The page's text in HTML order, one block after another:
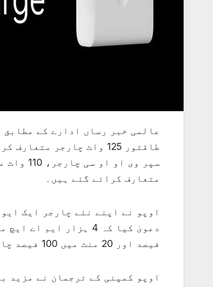
عالمی خبر رساں ادارے کے
متعارف کرائے گئے ہیں۔
اوپو نے اپنے نئے چارجر ایک
فیصد اور 20 منٹ میں 100 فیصد چارج کر سکتا ہے جس سے صارفین کے وقت میں بچت ہوگی۔
اوپو کمپنی کے ترجمان نے مزید